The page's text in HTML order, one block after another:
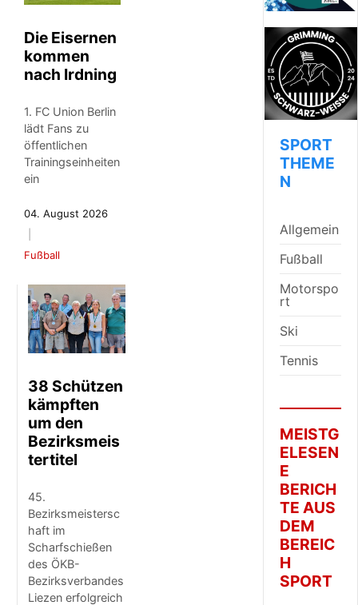
Die Eisernen
kommen
nach Irdning
1. FC Union Berlin
lädt Fans zu
öffentlichen
Trainingseinheiten
ein
04. August 2026
Fußball
38 Schützen
kämpften
um den
Bezirksmeis
tertitel
45.
Bezirksmeistersc
haft im
Scharfschießen
des ÖKB-
Bezirksverbandes
Liezen erfolgreich
SPORT
THEME
N
Allgemein
Fußball
Motorspo
rt
Ski
Tennis
MEISTG
ELESEN
E
BERICH
TE AUS
DEM
BEREIC
H
SPORT